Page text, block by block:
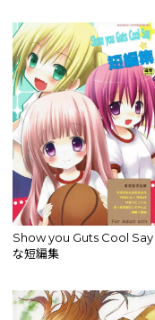
Show you Guts Cool Say
な短編集